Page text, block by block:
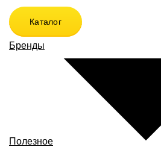
Каталог
Бренды
Полезное